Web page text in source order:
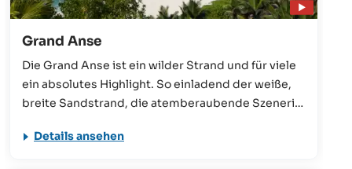
Grand Anse
Die Grand Anse ist ein wilder Strand und für viele
ein absolutes Highlight. So einladend der weiße,
breite Sandstrand, die atemberaubende Szenerie
mögen, vom Schwimmen ist meistens abzuraten.
Details ansehen